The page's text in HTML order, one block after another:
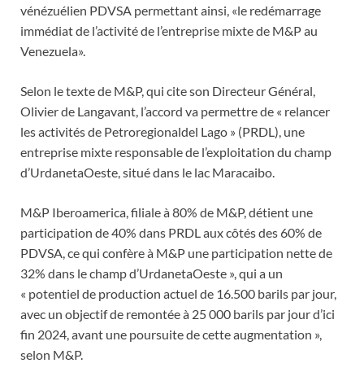
vénézuélien PDVSA permettant ainsi, «le redémarrage
immédiat de l’activité de l’entreprise mixte de M&P au
Venezuela».
Selon le texte de M&P, qui cite son Directeur Général,
Olivier de Langavant, l’accord va permettre de « relancer
les activités de Petroregionaldel Lago » (PRDL), une
entreprise mixte responsable de l’exploitation du champ
d’UrdanetaOeste, situé dans le lac Maracaibo.
M&P Iberoamerica, filiale à 80% de M&P, détient une
participation de 40% dans PRDL aux côtés des 60% de
PDVSA, ce qui confère à M&P une participation nette de
32% dans le champ d’UrdanetaOeste », qui a un
« potentiel de production actuel de 16.500 barils par jour,
avec un objectif de remontée à 25 000 barils par jour d’ici
fin 2024, avant une poursuite de cette augmentation »,
selon M&P.